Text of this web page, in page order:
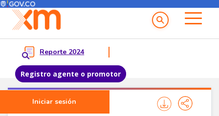
Pasar al contenido principal
Menú del Usuario
Reporte 2024
Registro agente o promotor
Iniciar sesión
Menu principal
Noticias Agentes